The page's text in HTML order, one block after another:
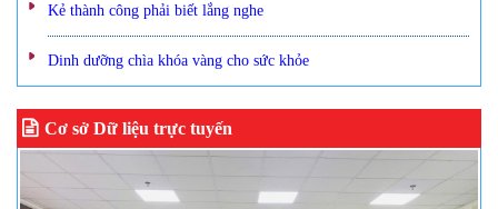
Kẻ thành công phải biết lắng nghe
Dinh dưỡng chìa khóa vàng cho sức khỏe
Cơ sở Dữ liệu trực tuyến